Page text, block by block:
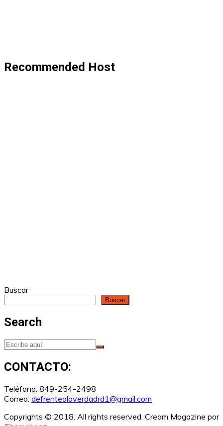
Recommended Host
Buscar
Buscar
Search
CONTACTO:
Teléfono: 849-254-2498
Correo: defrentealaverdadrd1@gmail.com
Copyrights © 2018. All rights reserved. Cream Magazine por